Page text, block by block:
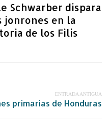
Schwarber dispara
jonrones en la
de los Filis
ENTRADA ANTIGUA
primarias de Honduras